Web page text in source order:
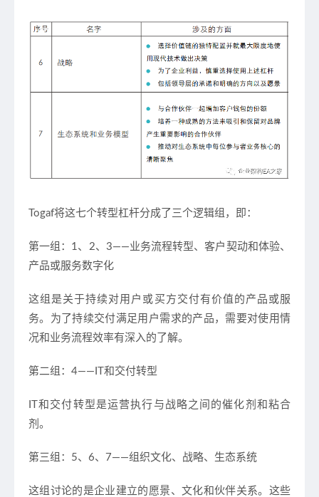
Togaf将这七个转型杠杆分成了三个逻辑组，即：
第一组：1、2、3——业务流程转型、客户契动和体验、
产品或服务数字化
这组是关于持续对用户或买方交付有价值的产品或服
务。为了持续交付满足用户需求的产品，需要对使用情
况和业务流程效率有深入的了解。
第二组：4——IT和交付转型
IT和交付转型是运营执行与战略之间的催化剂和粘合
剂。
第三组：5、6、7——组织文化、战略、生态系统
这组讨论的是企业建立的愿景、文化和伙伴关系。这些